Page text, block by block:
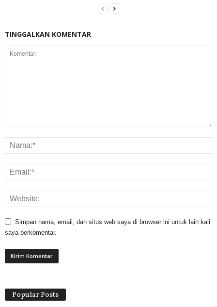
TINGGALKAN KOMENTAR
Simpan nama, email, dan situs web saya di browser ini untuk lain kali
saya berkomentar.
Popular Posts